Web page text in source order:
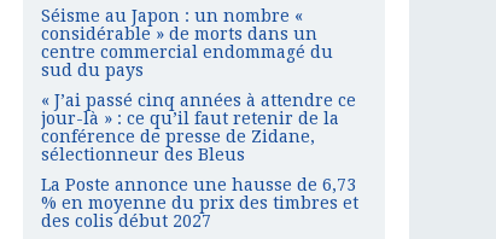
Séisme au Japon : un nombre «
considérable » de morts dans un
centre commercial endommagé du
sud du pays
« J’ai passé cinq années à attendre ce
jour-là » : ce qu’il faut retenir de la
conférence de presse de Zidane,
sélectionneur des Bleus
La Poste annonce une hausse de 6,73
% en moyenne du prix des timbres et
des colis début 2027